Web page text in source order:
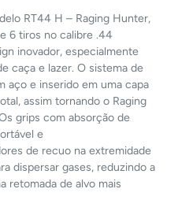
RT44 H – Raging Hunter,
6 tiros no calibre .44
inovador, especialmente
caça e lazer. O sistema de
aço e inserido em uma capa
assim tornando o Raging
grips com absorção de
e
de recuo na extremidade
dispersar gases, reduzindo a
retomada de alvo mais